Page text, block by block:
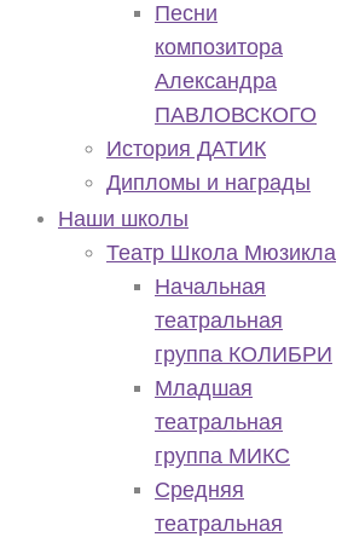
Песни
композитора
Александра
ПАВЛОВСКОГО
История ДАТИК
Дипломы и награды
Наши школы
Театр Школа Мюзикла
Начальная
театральная
группа КОЛИБРИ
Младшая
театральная
группа МИКС
Средняя
театральная